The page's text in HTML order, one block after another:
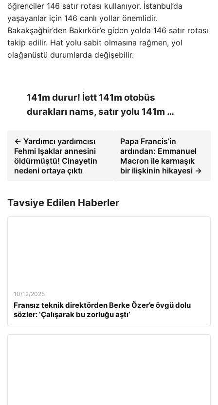
öğrenciler 146 satır rotası kullanıyor. İstanbul’da
yaşayanlar için 146 canlı yollar önemlidir.
Bakakşağhir’den Bakırkör’e giden yolda 146 satır rotası
takip edilir. Hat yolu sabit olmasına rağmen, yol
olağanüstü durumlarda değişebilir.
141m durur! İett 141m otobüs
durakları nams, satır yolu 141m …
← Yardımcı yardımcısı
Fehmi Işaklar annesini
öldürmüştü! Cinayetin
nedeni ortaya çıktı
Papa Francis’in
ardından: Emmanuel
Macron ile karmaşık
bir ilişkinin hikayesi →
Tavsiye Edilen Haberler
10/12/2025
Fransız teknik direktörden Berke Özer’e övgü dolu
sözler: ‘Çalışarak bu zorluğu aştı’